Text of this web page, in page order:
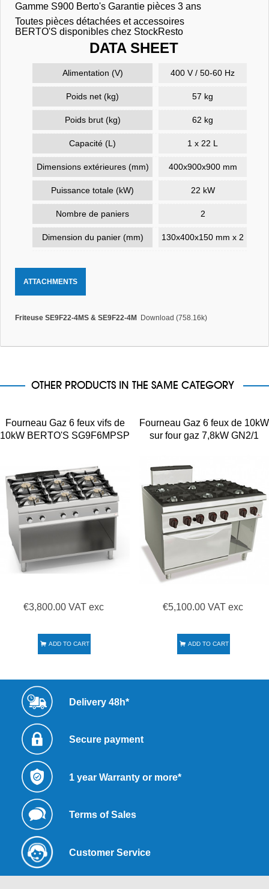
Gamme S900 Berto's Garantie pièces 3 ans
Toutes pièces détachées et accessoires
BERTO'S disponibles chez StockResto
DATA SHEET
Alimentation (V) 400 V / 50-60 Hz
Poids net (kg) 57 kg
Poids brut (kg) 62 kg
Capacité (L) 1 x 22 L
Dimensions extérieures (mm) 400x900x900 mm
Puissance totale (kW) 22 kW
Nombre de paniers 2
Dimension du panier (mm) 130x400x150 mm x 2
ATTACHMENTS
Friteuse SE9F22-4MS & SE9F22-4M Download (758.16k)
OTHER PRODUCTS IN THE SAME CATEGORY
Fourneau Gaz 6 feux vifs de
10kW BERTO'S SG9F6MPSP
€3,800.00 VAT exc
ADD TO CART
Fourneau Gaz 6 feux de 10kW
sur four gaz 7,8kW GN2/1
€5,100.00 VAT exc
ADD TO CART
Delivery 48h*
Secure payment
1 year Warranty or more*
Terms of Sales
Customer Service